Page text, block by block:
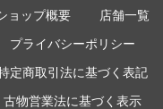
ョップ概要
店舗一覧
プライバシーポリシー
定商取引法に基づく表記
古物営業法に基づく表示